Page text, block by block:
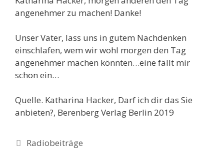
angenehmer zu machen! Danke!
Unser Vater, lass uns in gutem Nachdenken
einschlafen, wem wir wohl morgen den Tag
angenehmer machen könnten…eine fällt mir
schon ein…
Quelle. Katharina Hacker, Darf ich dir das Sie
anbieten?, Berenberg Verlag Berlin 2019
Kategorien
Radiobeiträge